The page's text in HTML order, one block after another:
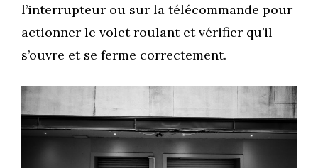
l’interrupteur ou sur la télécommande pour
actionner le volet roulant et vérifier qu’il
s’ouvre et se ferme correctement.